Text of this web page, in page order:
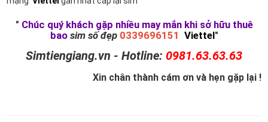
" Chúc quý khách gặp nhiều may mắn khi sở hữu thuê
bao sim số đẹp 0339696151 Viettel"
Simtiengiang.vn - Hotline: 0981.63.63.63
Xin chân thành cám ơn và hẹn gặp lại !